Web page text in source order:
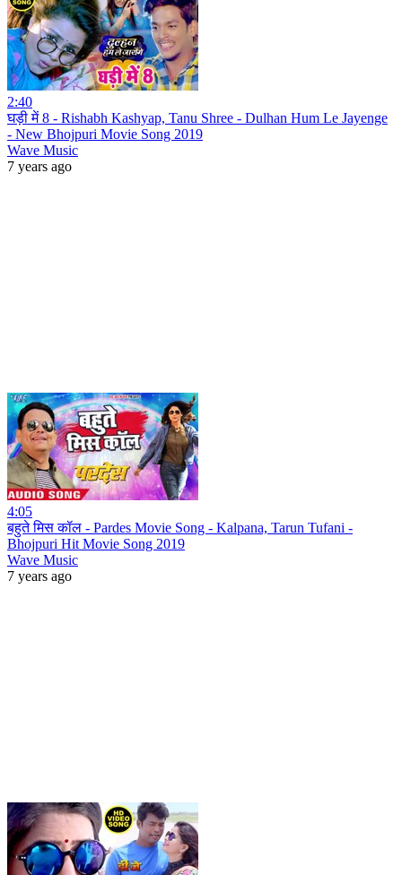
2:40
घड़ी में 8 - Rishabh Kashyap, Tanu Shree - Dulhan Hum Le Jayenge
- New Bhojpuri Movie Song 2019
Wave Music
7 years ago
4:05
बहुते मिस कॉल - Pardes Movie Song - Kalpana, Tarun Tufani -
Bhojpuri Hit Movie Song 2019
Wave Music
7 years ago